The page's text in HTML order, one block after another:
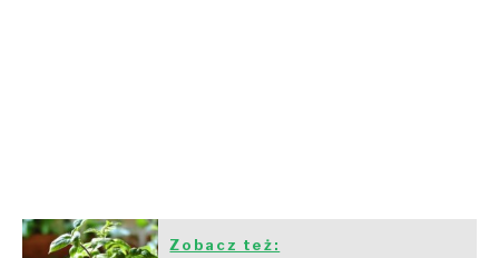
Zobacz też: